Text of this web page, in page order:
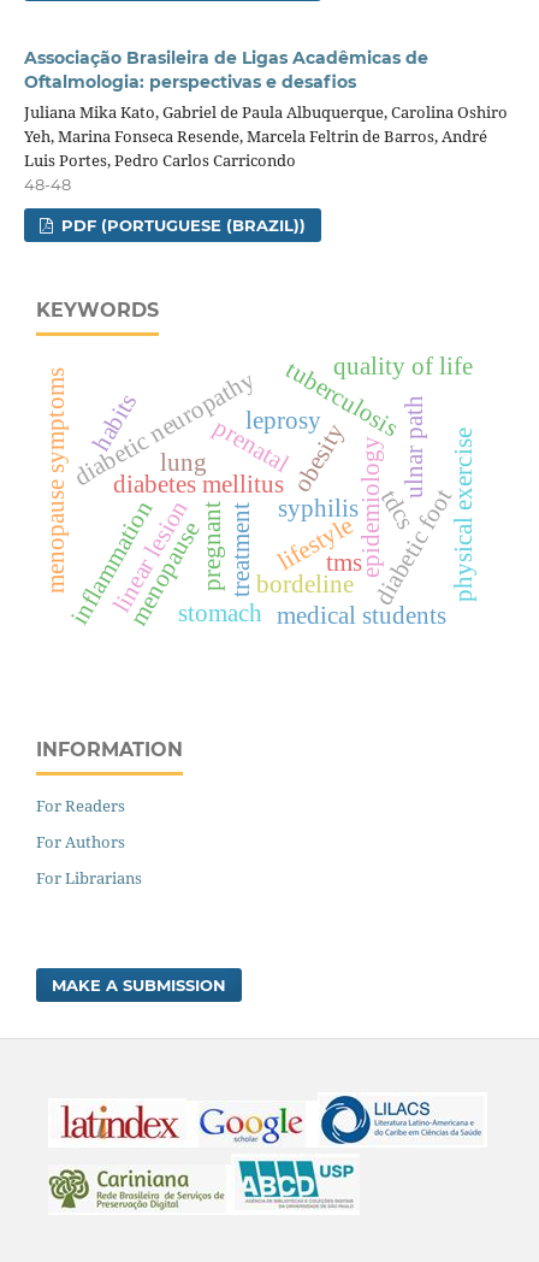
Associação Brasileira de Ligas Acadêmicas de
Oftalmologia: perspectivas e desafios
Juliana Mika Kato, Gabriel de Paula Albuquerque, Carolina Oshiro
Yeh, Marina Fonseca Resende, Marcela Feltrin de Barros, André
Luis Portes, Pedro Carlos Carricondo
48-48
PDF (PORTUGUESE (BRAZIL))
KEYWORDS
syphilis
pregnant epidemiology
prenatal
diabetic foot
diabetic neuropathy
diabetes mellitus
medical students
lifestyle
habits
physical exercise
obesity
tms
tdcs
leprosy
linear lesion bordeline
ulnar path
inflammation
lung
tuberculosis
menopause
quality of life
menopause symptoms treatment
stomach
INFORMATION
For Readers
For Authors
For Librarians
MAKE A SUBMISSION